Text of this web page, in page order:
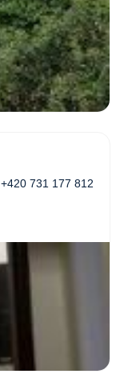
+420 731 177 812